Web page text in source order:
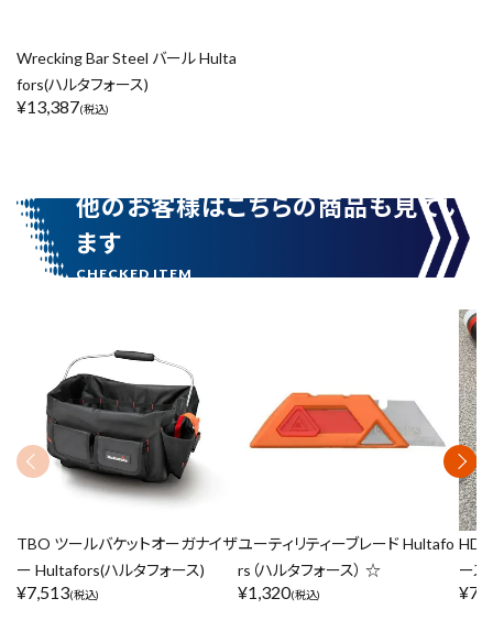
Wrecking Bar Steel バール Hulta
fors(ハルタフォース)
¥13,387(税込)
他のお客様はこちらの商品も見てい
ます
TBO ツールバケットオーガナイザ
ー Hultafors(ハルタフォース)
¥7,513(税込)
ユーティリティーブレード Hultafo
rs（ハルタフォース） ☆
¥1,320(税込)
ース)
¥